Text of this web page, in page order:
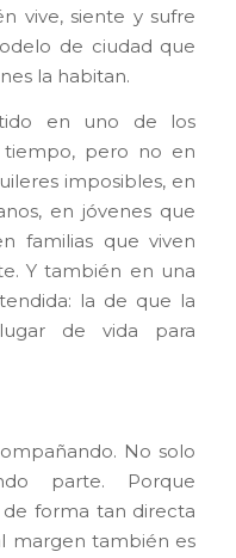
vive, siente y sufre
de ciudad que
la habitan.
en uno de los
tiempo, pero no en
imposibles, en
en jóvenes que
familias que viven
Y también en una
la de que la
de vida para
No solo
parte. Porque
de forma tan directa
margen también es